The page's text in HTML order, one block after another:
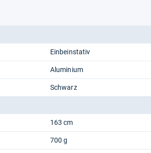
Einbeinstativ
Aluminium
Schwarz
163 cm
700 g